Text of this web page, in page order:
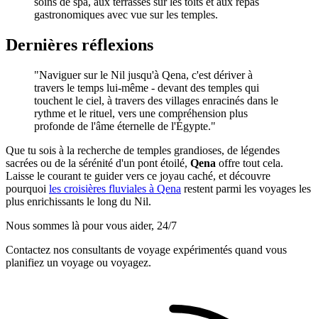
gastronomiques avec vue sur les temples.
Dernières réflexions
"Naviguer sur le Nil jusqu'à Qena, c'est dériver à
travers le temps lui-même - devant des temples qui
touchent le ciel, à travers des villages enracinés dans le
rythme et le rituel, vers une compréhension plus
profonde de l'âme éternelle de l'Égypte."
Que tu sois à la recherche de temples grandioses, de légendes
sacrées ou de la sérénité d'un pont étoilé, Qena offre tout cela.
Laisse le courant te guider vers ce joyau caché, et découvre
pourquoi les croisières fluviales à Qena restent parmi les voyages les
plus enrichissants le long du Nil.
Nous sommes là pour vous aider, 24/7
Contactez nos consultants de voyage expérimentés quand vous
planifiez un voyage ou voyagez.